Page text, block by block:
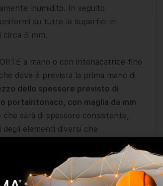
inumidito. In seguito
uniformi su tutte le superfici in
circa 5 mm.
a mano o con intonacatrice fino
dove è prevista la prima mano di
dello spessore previsto di
portaintonaco, con maglia da mm
sarà di spessore consistente,
degli elementi diversi che
a saturazione il giorno prima.
del velo d’acqua dalla superficie del